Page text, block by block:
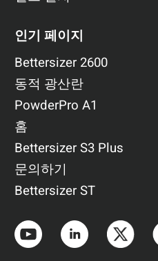
인기 페이지
Bettersizer 2600
동적 광산란
PowderPro A1
홈
Bettersizer S3 Plus
문의하기
Bettersizer ST